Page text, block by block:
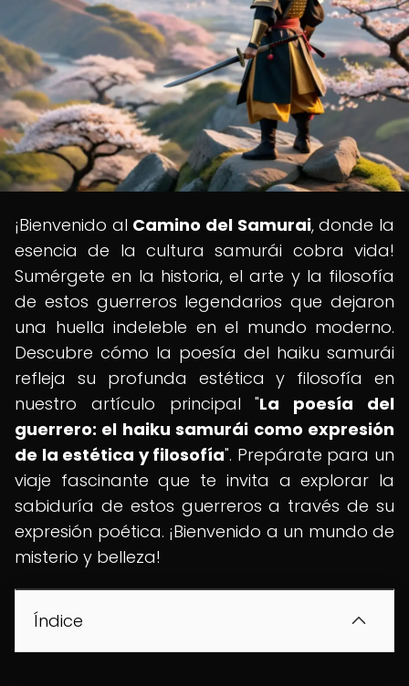
¡Bienvenido al Camino del Samurai, donde la
esencia de la cultura samurái cobra vida!
Sumérgete en la historia, el arte y la filosofía
de estos guerreros legendarios que dejaron
una huella indeleble en el mundo moderno.
Descubre cómo la poesía del haiku samurái
refleja su profunda estética y filosofía en
nuestro artículo principal "La poesía del
guerrero: el haiku samurái como expresión
de la estética y filosofía". Prepárate para un
viaje fascinante que te invita a explorar la
sabiduría de estos guerreros a través de su
expresión poética. ¡Bienvenido a un mundo de
misterio y belleza!
Índice